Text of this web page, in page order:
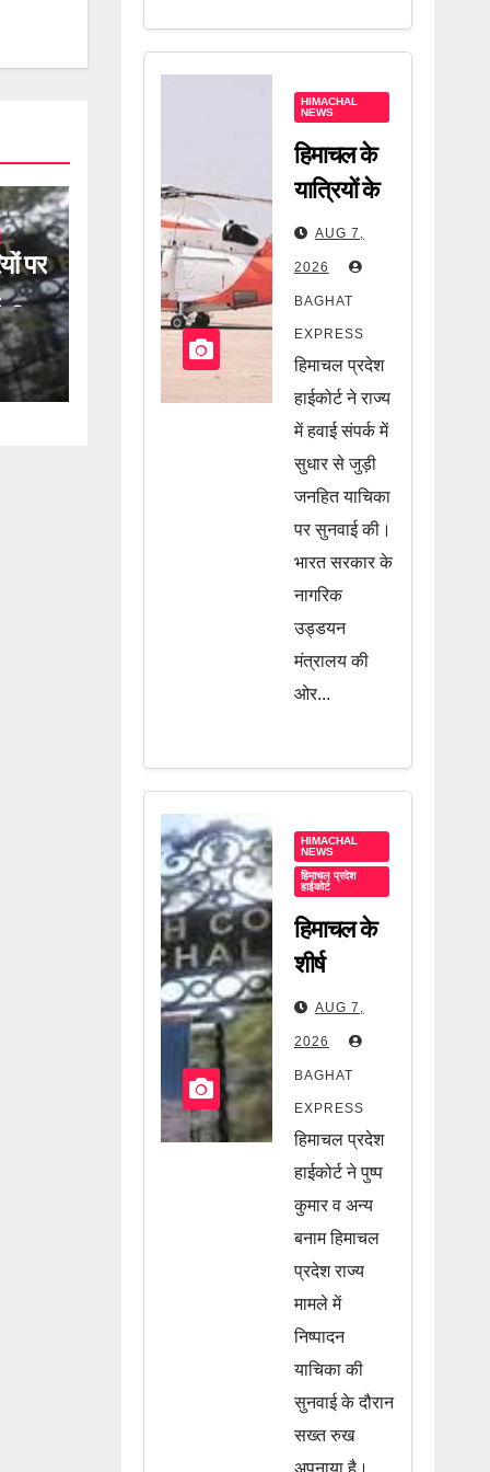
पर
HIMACHAL
NEWS
हिमाचल के
यात्रियों के
लिए बड़ी
खुशखबरी!
हवाई सफर
को लेकर
केंद्र सरकार
का बड़ा
फैसला, जानें
पूरी खबर
AUG 7,
2026
BAGHAT
EXPRESS
हिमाचल प्रदेश
हाईकोर्ट ने राज्य
में हवाई संपर्क में
सुधार से जुड़ी
जनहित याचिका
पर सुनवाई की।
भारत सरकार के
नागरिक
उड्डयन
मंत्रालय की
ओर...
HIMACHAL
NEWS
हिमाचल प्रदेश
हाईकोर्ट
हिमाचल के
शीर्ष
अधिकारियों
पर हाईकोर्ट
की बड़ी
चेतावनी!
आदेश लागू
नहीं हुआ तो
होगी
अवमानना
की कार्रवाई,
जानें पूरी
खबर
AUG 7,
2026
BAGHAT
EXPRESS
हिमाचल प्रदेश
हाईकोर्ट ने पुष्प
कुमार व अन्य
बनाम हिमाचल
प्रदेश राज्य
मामले में
निष्पादन
याचिका की
सुनवाई के दौरान
सख्त रुख